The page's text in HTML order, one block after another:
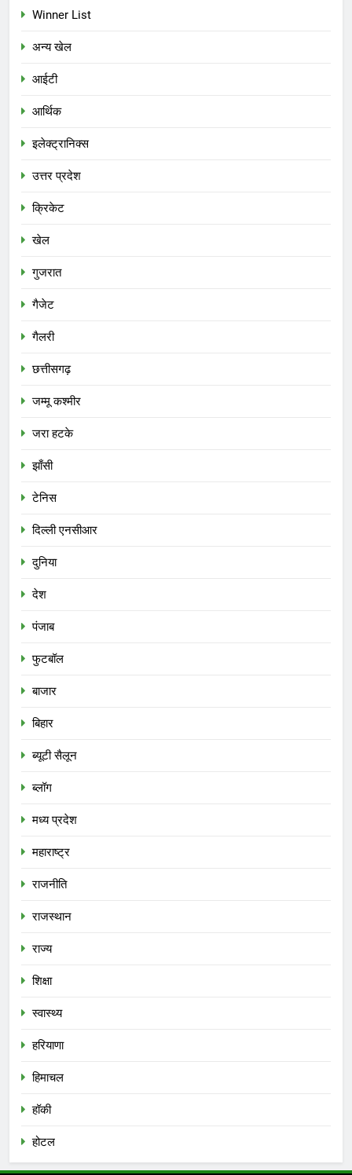
Winner List
अन्य खेल
आईटी
आर्थिक
इलेक्ट्रानिक्स
उत्तर प्रदेश
क्रिकेट
खेल
गुजरात
गैजेट
गैलरी
छत्तीसगढ़
जम्मू कश्मीर
जरा हटके
झाँसी
टेनिस
दिल्ली एनसीआर
दुनिया
देश
पंजाब
फुटबॉल
बाजार
बिहार
ब्यूटी सैलून
ब्लॉग
मध्य प्रदेश
महाराष्ट्र
राजनीति
राजस्थान
राज्य
शिक्षा
स्वास्थ्य
हरियाणा
हिमाचल
हॉकी
होटल